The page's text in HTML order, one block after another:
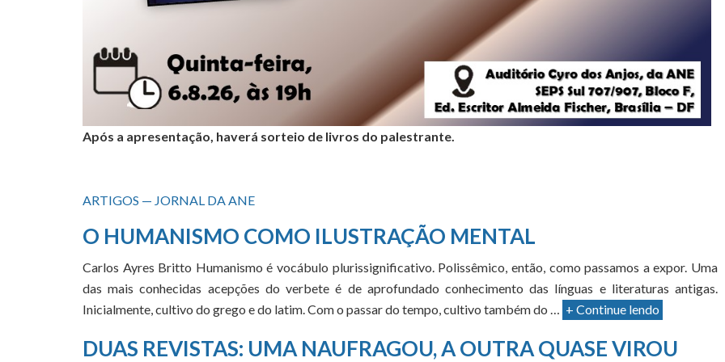
Após a apresentação, haverá sorteio de livros do palestrante.
ARTIGOS — JORNAL DA ANE
O HUMANISMO COMO ILUSTRAÇÃO MENTAL
Carlos Ayres Britto Humanismo é vocábulo plurissignificativo. Polissêmico, então, como passamos a expor. Uma
das mais conhecidas acepções do verbete é de aprofundado conhecimento das línguas e literaturas antigas.
Inicialmente, cultivo do grego e do latim. Com o passar do tempo, cultivo também do … + Continue lendo
DUAS REVISTAS: UMA NAUFRAGOU, A OUTRA QUASE VIROU